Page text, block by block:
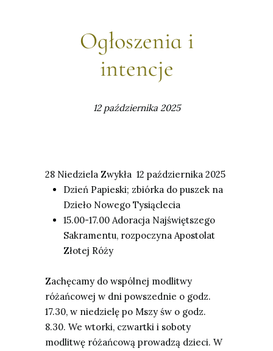
12 października 2025
Ogłoszenia i
intencje
28 Niedziela Zwykła 12 października 2025
Dzień Papieski; zbiórka do puszek na
Dzieło Nowego Tysiąclecia
15.00-17.00 Adoracja Najświętszego
Sakramentu, rozpoczyna Apostolat
Złotej Róży
Zachęcamy do wspólnej modlitwy
różańcowej w dni powszednie o godz.
17.30, w niedzielę po Mszy św o godz.
8.30. We wtorki, czwartki i soboty
modlitwę różańcową prowadzą dzieci. W